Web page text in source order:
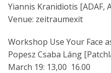
Yiannis Kranidiotis [ADAF,
Venue: zeitraumexit
Workshop Use Your Face
Popesz Csaba Láng
March 19: 13,00 16.00